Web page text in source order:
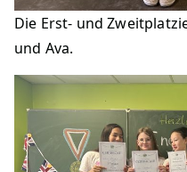
Die Erst- und
und Ava.